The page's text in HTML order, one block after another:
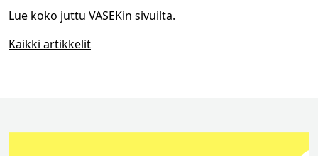
Lue koko juttu VASEKin sivuilta.
Kaikki artikkelit